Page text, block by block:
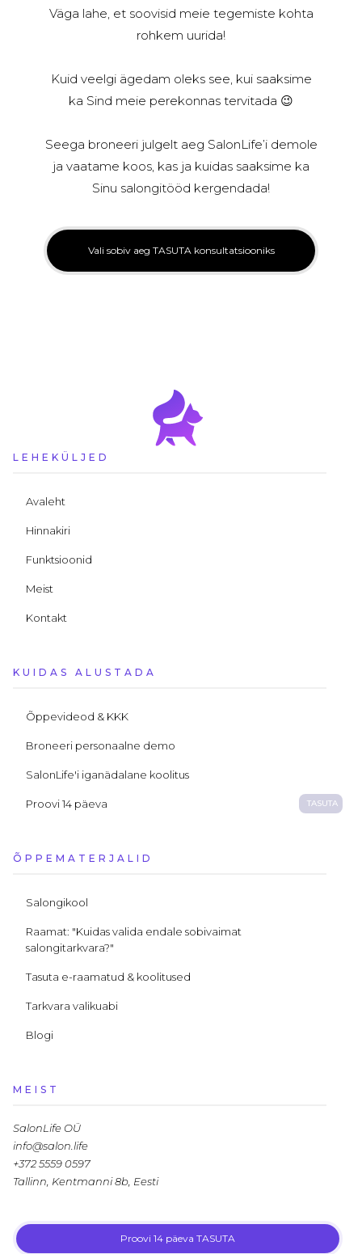
Väga lahe, et soovisid meie tegemiste kohta
rohkem uurida!
Kuid veelgi ägedam oleks see, kui saaksime
ka Sind meie perekonnas tervitada 😉
Seega broneeri julgelt aeg SalonLife’i demole
ja vaatame koos, kas ja kuidas saaksime ka
Sinu salongitööd kergendada!
Vali sobiv aeg TASUTA konsultatsiooniks
LEHEKÜLJED
Avaleht
Hinnakiri
Funktsioonid
Meist
Kontakt
KUIDAS ALUSTADA
Õppevideod & KKK
Broneeri personaalne demo
SalonLife'i iganädalane koolitus
Proovi 14 päeva TASUTA
ÕPPEMATERJALID
Salongikool
Raamat: "Kuidas valida endale sobivaimat
salongitarkvara?"
Tasuta e-raamatud & koolitused
Tarkvara valikuabi
Blogi
MEIST
SalonLife OÜ
info@salon.life
+372 5559 0597
Tallinn, Kentmanni 8b, Eesti
Proovi 14 päeva TASUTA